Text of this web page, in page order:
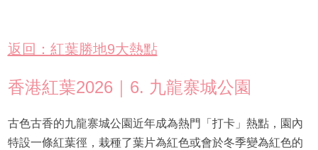
返回：紅葉勝地9大熱點
香港紅葉2026｜6. 九龍寨城公園
古色古香的九龍寨城公園近年成為熱門「打卡」熱點，園內
特設一條紅葉徑，栽種了葉片為紅色或會於冬季變為紅色的